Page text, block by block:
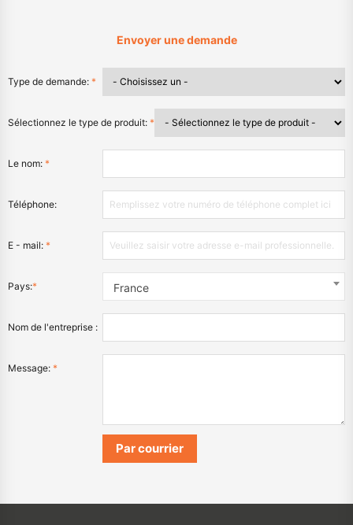
Envoyer une demande
Type de demande: *
Sélectionnez le type de produit: *
Le nom: *
Téléphone:
E - mail: *
Pays:* France
Nom de l'entreprise :
Message: *